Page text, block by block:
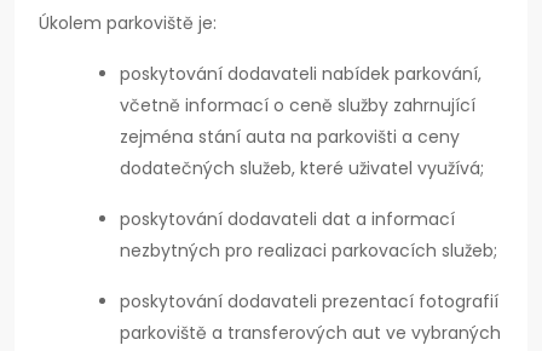
Úkolem parkoviště je:
poskytování dodavateli nabídek parkování,
včetně informací o ceně služby zahrnující
zejména stání auta na parkovišti a ceny
dodatečných služeb, které uživatel využívá;
poskytování dodavateli dat a informací
nezbytných pro realizaci parkovacích služeb;
poskytování dodavateli prezentací fotografií
parkoviště a transferových aut ve vybraných